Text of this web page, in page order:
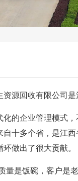
源回收有限公司是
化的企业管理模式
十多个省，是江西
做出了很大贡献。
量是饭碗，客户是老